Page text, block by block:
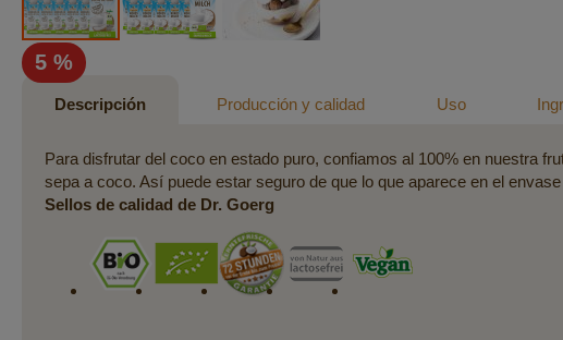
Saltar
al
comienzo
galería
imágenes
5 %
Descripción
Para disfrutar del coco en estado puro, confiamos al 100% en nuestra
sepa a coco. Así puede estar seguro de que lo que aparece en el
Sellos de calidad de Dr. Goerg
Producción y calidad Uso